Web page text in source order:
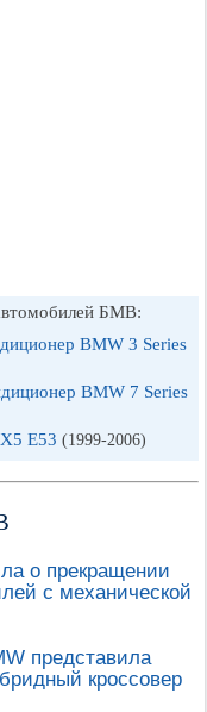
БМВ:
BMW 3 Series
BMW 7 Series
E53 (1999-2006)
о прекращении
с механической
представила
кроссовер